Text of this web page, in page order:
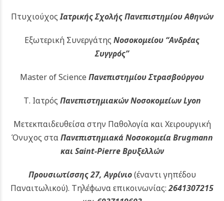
ΠτυχιούχοςΙατρικής Σχολής Πανεπιστημίου Αθηνών
Εξωτερική Συνεργάτης Νοσοκομείου “Ανδρέας
Συγγρός”
Master of Science Πανεπιστημίου Στρασβούργου
Τ. Ιατρός Πανεπιστημιακών Νοσοκομείων Lyon
Μετεκπαιδευθείσα στην Παθολογία και Χειρουργική
Όνυχος σταΠανεπιστημιακά Νοσοκομεία Brugmann
και Saint-Pierre Βρυξελλών
Προυσιωτίσσης 27, Αγρίνιο(έναντι γηπέδου
Παναιτωλικού). Τηλέφωνα επικοινωνίας:2641307215